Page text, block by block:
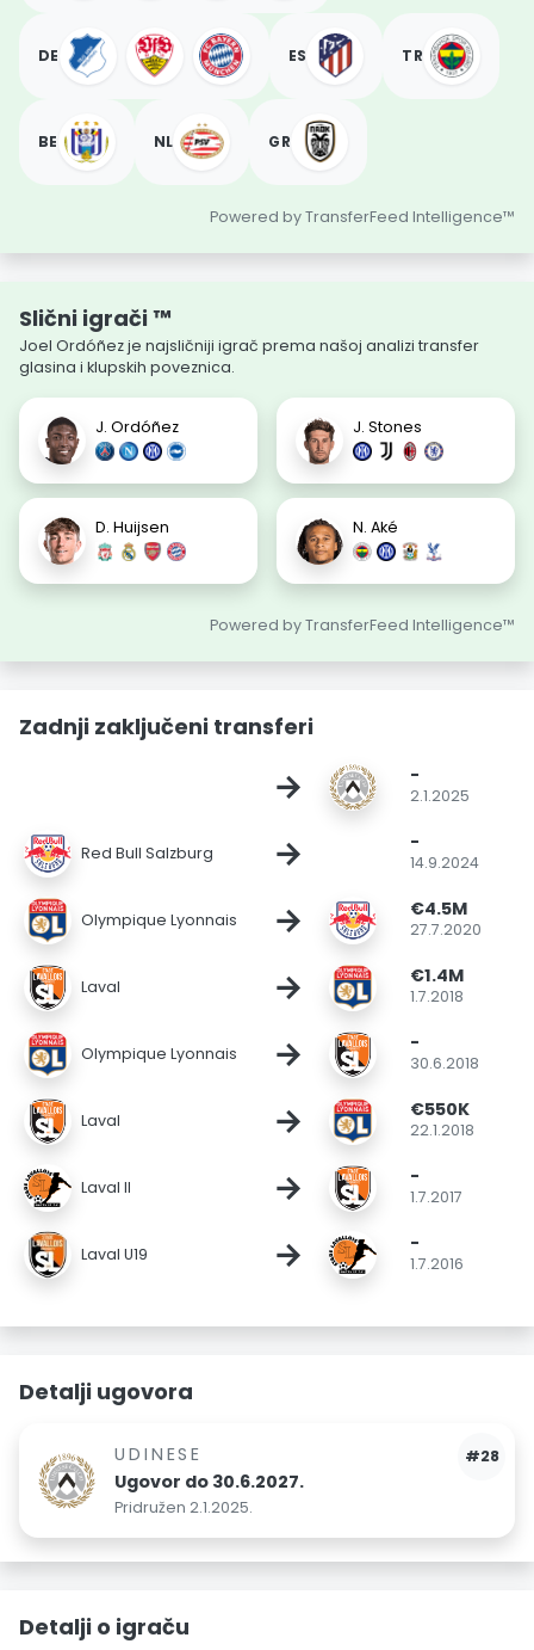
DE ES TR
BE NL GR
Powered by TransferFeed Intelligence™
Slični igrači ™
Joel Ordóñez je najsličniji igrač prema našoj analizi transfer
glasina i klupskih poveznica.
J. Ordóñez J. Stones
D. Huijsen N. Aké
Powered by TransferFeed Intelligence™
Zadnji zaključeni transferi
→ -
2.1.2025
Red Bull Salzburg → -
14.9.2024
Olympique Lyonnais → €4.5M
27.7.2020
Laval → €1.4M
1.7.2018
Olympique Lyonnais → -
30.6.2018
Laval → €550K
22.1.2018
Laval II → -
1.7.2017
Laval U19 → -
1.7.2016
Detalji ugovora
#28
UDINESE
Ugovor do 30.6.2027.
Pridružen 2.1.2025.
Detalji o igraču